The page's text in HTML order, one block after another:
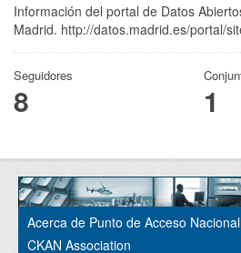
Información del portal de Datos
Madrid. http://datos.madrid.es/portal/
Seguidores
8 1
Acerca de Punto de Acceso
CKAN Association